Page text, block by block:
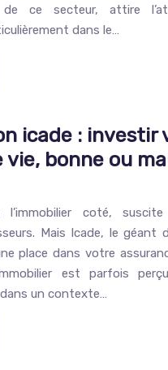
de ce secteur, attire
dans le…
icade : investir
vie, bonne ou
coté,
Mais Icade, le géant
place dans votre
est parfois
un contexte…